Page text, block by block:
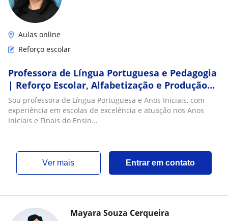
Aulas online
Reforço escolar
Professora de Língua Portuguesa e Pedagogia
| Reforço Escolar, Alfabetização e Produção
Textual
Sou professora de Língua Portuguesa e Anos Iniciais, com
experiência em escolas de excelência e atuação nos Anos
Iniciais e Finais do Ensin...
ver mais Entrar em contato
Mayara Souza Cerqueira